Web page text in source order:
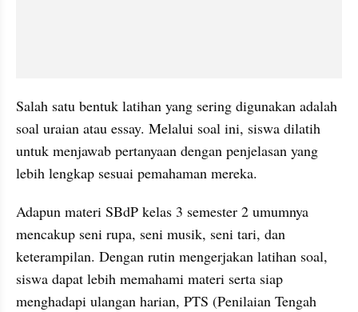
Salah satu bentuk latihan yang sering digunakan adalah
soal uraian atau essay. Melalui soal ini, siswa dilatih
untuk menjawab pertanyaan dengan penjelasan yang
lebih lengkap sesuai pemahaman mereka.
Adapun materi SBdP kelas 3 semester 2 umumnya
mencakup seni rupa, seni musik, seni tari, dan
keterampilan. Dengan rutin mengerjakan latihan soal,
siswa dapat lebih memahami materi serta siap
menghadapi ulangan harian, PTS (Penilaian Tengah